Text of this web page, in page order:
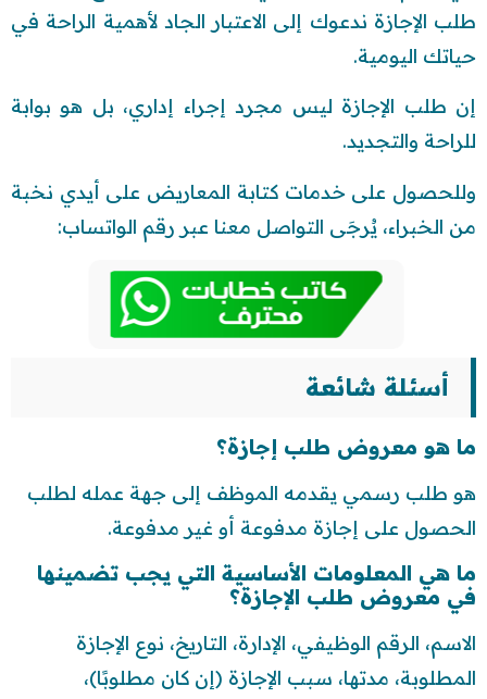
طلب الإجازة ندعوك إلى الاعتبار الجاد لأهمية الراحة في
حياتك اليومية.
إن طلب الإجازة ليس مجرد إجراء إداري، بل هو بوابة
للراحة والتجديد.
وللحصول على خدمات كتابة المعاريض على أيدي نخبة
من الخبراء، يُرجَى التواصل معنا عبر رقم الواتساب:
أسئلة شائعة
ما هو معروض طلب إجازة؟
هو طلب رسمي يقدمه الموظف إلى جهة عمله لطلب
الحصول على إجازة مدفوعة أو غير مدفوعة.
ما هي المعلومات الأساسية التي يجب تضمينها
في معروض طلب الإجازة؟
الاسم، الرقم الوظيفي، الإدارة، التاريخ، نوع الإجازة
المطلوبة، مدتها، سبب الإجازة (إن كان مطلوبًا)،